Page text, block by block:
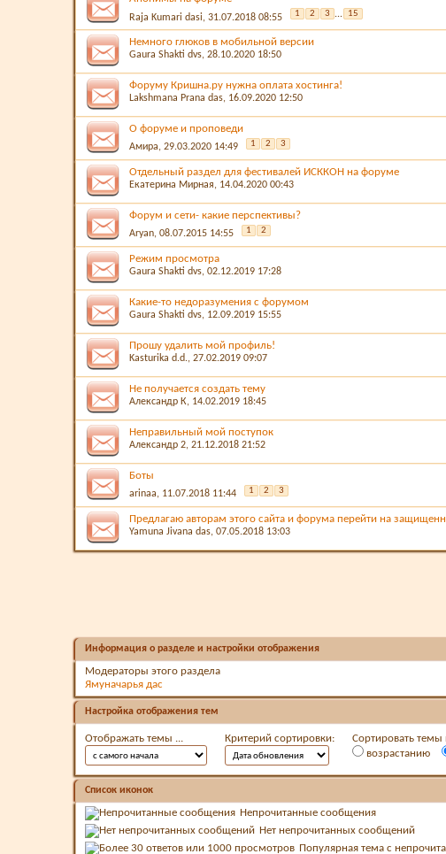
Raja Kumari dasi, 31.07.2018 08:55 1 2 3 ... 15
Немного глюков в мобильной версии
Gaura Shakti dvs, 28.10.2020 18:50
Форуму Кришна.ру нужна оплата хостинга!
Lakshmana Prana das, 16.09.2020 12:50
О форуме и проповеди
Амира, 29.03.2020 14:49 1 2 3
Отдельный раздел для фестивалей ИСККОН на форуме
Екатерина Мирная, 14.04.2020 00:43
Форум и сети- какие перспективы?
Aryan, 08.07.2015 14:55 1 2
Режим просмотра
Gaura Shakti dvs, 02.12.2019 17:28
Какие-то недоразумения с форумом
Gaura Shakti dvs, 12.09.2019 15:55
Прошу удалить мой профиль!
Kasturika d.d., 27.02.2019 09:07
Не получается создать тему
Александр К, 14.02.2019 18:45
Неправильный мой поступок
Александр 2, 21.12.2018 21:52
Боты
arinaa, 11.07.2018 11:44 1 2 3
Предлагаю авторам этого сайта и форума перейти на
Yamuna Jivana das, 07.05.2018 13:03
Информация о разделе и настройки отображения
Модераторы этого раздела
Ямуначарья дас
Настройка отображения тем
Отображать темы ... Критерий сортировки:
Сортировать темы
возрастанию
Список иконок
Непрочитанные сообщения
Нет непрочитанных сообщений
Популярная тема с